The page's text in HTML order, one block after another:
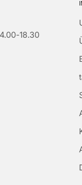
18.30